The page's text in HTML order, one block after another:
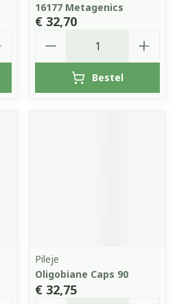
16177 Metagenics
€ 32,70
Bestel
Pileje
Oligobiane Caps 90
€ 32,75